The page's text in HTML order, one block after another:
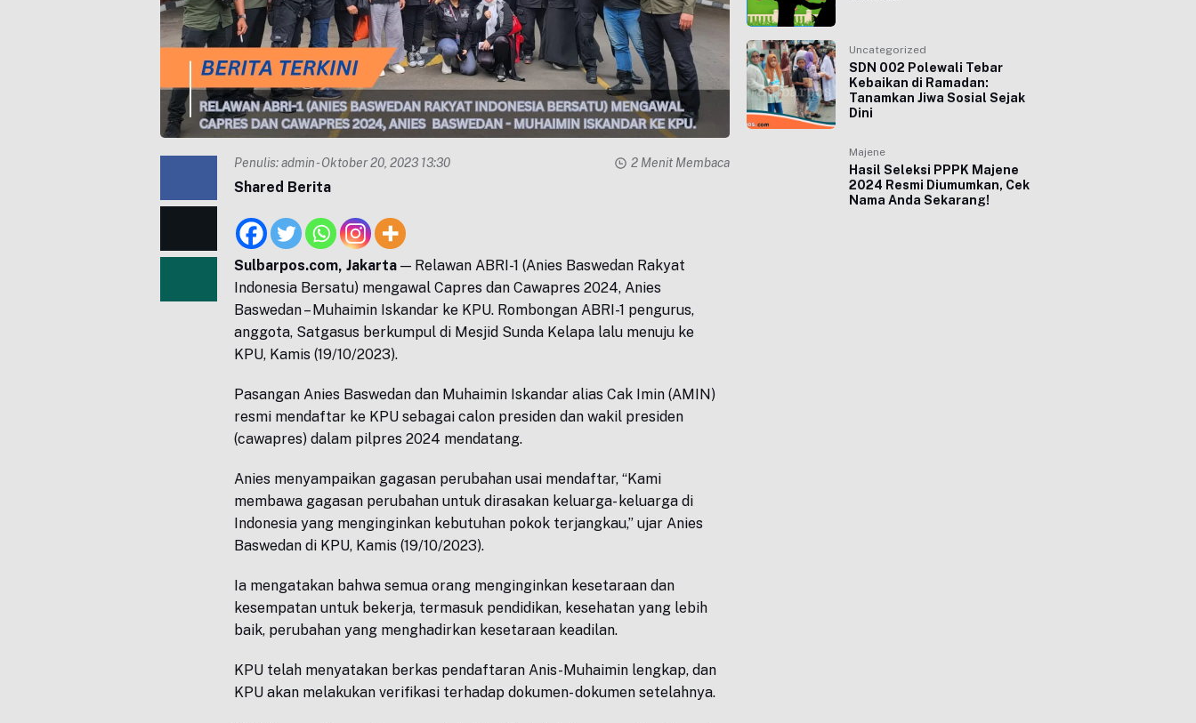
Penulis:admin- Oktober 20, 2023 13:30 2 Menit Membaca
Shared Berita
Sulbarpos.com, Jakarta — Relawan ABRI-1 (Anies Baswedan Rakyat
Indonesia Bersatu) mengawal Capres dan Cawapres 2024, Anies
Baswedan – Muhaimin Iskandar ke KPU. Rombongan ABRI-1 pengurus,
anggota, Satgasus berkumpul di Mesjid Sunda Kelapa lalu menuju ke
KPU, Kamis (19/10/2023).
Pasangan Anies Baswedan dan Muhaimin Iskandar alias Cak Imin (AMIN)
resmi mendaftar ke KPU sebagai calon presiden dan wakil presiden
(cawapres) dalam pilpres 2024 mendatang.
Anies menyampaikan gagasan perubahan usai mendaftar, “Kami
membawa gagasan perubahan untuk dirasakan keluarga- keluarga di
Indonesia yang menginginkan kebutuhan pokok terjangkau,” ujar Anies
Baswedan di KPU, Kamis (19/10/2023).
Ia mengatakan bahwa semua orang menginginkan kesetaraan dan
kesempatan untuk bekerja, termasuk pendidikan, kesehatan yang lebih
baik, perubahan yang menghadirkan kesetaraan keadilan.
KPU telah menyatakan berkas pendaftaran Anis-Muhaimin lengkap, dan
KPU akan melakukan verifikasi terhadap dokumen- dokumen setelahnya.
Uncategorized
SDN 002 Polewali Tebar
Kebaikan di Ramadan:
Tanamkan Jiwa Sosial Sejak
Dini
Majene
Hasil Seleksi PPPK Majene
2024 Resmi Diumumkan, Cek
Nama Anda Sekarang!